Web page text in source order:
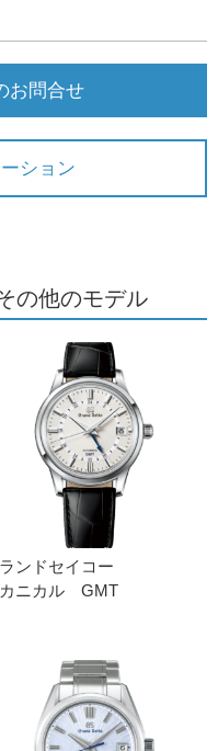
お問合せ
ション
の他のモデル
ンドセイコー
カニカル GMT